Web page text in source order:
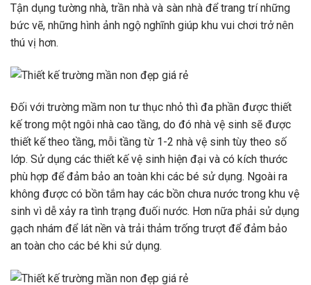
Tận dụng tường nhà, trần nhà và sàn nhà để trang trí những
bức vẽ, những hình ảnh ngộ nghĩnh giúp khu vui chơi trở nên
thú vị hơn.
Đối với trường mầm non tư thục nhỏ thì đa phần được thiết
kế trong một ngôi nhà cao tầng, do đó nhà vệ sinh sẽ được
thiết kế theo tầng, mỗi tầng từ 1-2 nhà vệ sinh tùy theo số
lớp. Sử dụng các thiết kế vệ sinh hiện đại và có kích thước
phù hợp để đảm bảo an toàn khi các bé sử dụng. Ngoài ra
không được có bồn tắm hay các bồn chưa nước trong khu vệ
sinh vì dễ xảy ra tình trạng đuối nước. Hơn nữa phải sử dụng
gạch nhám để lát nền và trải thảm trống trượt để đảm bảo
an toàn cho các bé khi sử dụng.